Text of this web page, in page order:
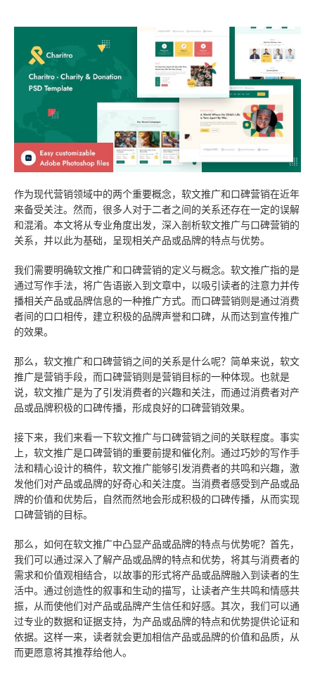
数据与API
网站托管
高端网站
O2Oapp定制开发
电商APP定制开发
社交app定制开发
售后服务
云应用·小程序
云主机
网站模板
小程序模板
阿里云腾讯云
云·速成美站
弹窗广告
企业网站
政府网站
手机网站
平面设计
技术知识
营销推广
常见问题
联系我们
合作客户
免费获取报价
作为现代营销领域中的两个重要概念，软文推广和口碑营销在近年
来备受关注。然而，很多人对于二者之间的关系还存在一定的误解
和混淆。本文将从专业角度出发，深入剖析软文推广与口碑营销的
关系，并以此为基础，呈现相关产品或品牌的特点与优势。
我们需要明确软文推广和口碑营销的定义与概念。软文推广指的是
通过写作手法，将广告语嵌入到文章中，以吸引读者的注意力并传
播相关产品或品牌信息的一种推广方式。而口碑营销则是通过消费
者间的口口相传，建立积极的品牌声誉和口碑，从而达到宣传推广
的效果。
那么，软文推广和口碑营销之间的关系是什么呢？简单来说，软文
推广是营销手段，而口碑营销则是营销目标的一种体现。也就是
说，软文推广是为了引发消费者的兴趣和关注，而通过消费者对产
品或品牌积极的口碑传播，形成良好的口碑营销效果。
接下来，我们来看一下软文推广与口碑营销之间的关联程度。事实
上，软文推广是口碑营销的重要前提和催化剂。通过巧妙的写作手
法和精心设计的稿件，软文推广能够引发消费者的共鸣和兴趣，激
发他们对产品或品牌的好奇心和关注度。当消费者感受到产品或品
牌的价值和优势后，自然而然地会形成积极的口碑传播，从而实现
口碑营销的目标。
那么，如何在软文推广中凸显产品或品牌的特点与优势呢？首先，
我们可以通过深入了解产品或品牌的特点和优势，将其与消费者的
需求和价值观相结合，以故事的形式将产品或品牌融入到读者的生
活中。通过创造性的叙事和生动的描写，让读者产生共鸣和情感共
振，从而使他们对产品或品牌产生信任和好感。其次，我们可以通
过专业的数据和证据支持，为产品或品牌的特点和优势提供论证和
依据。这样一来，读者就会更加相信产品或品牌的价值和品质，从
而更愿意将其推荐给他人。